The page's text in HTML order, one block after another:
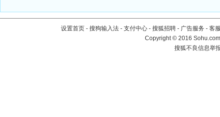
设置首页 - 搜狗输入法 - 支付中心 - 搜狐招聘 - 广告服务 - 客
Copyright©2016
搜狐不良信息举